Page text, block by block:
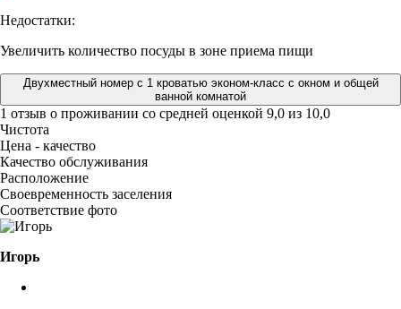
Недостатки:
Увеличить количество посуды в зоне приема пищи
Двухместный номер с 1 кроватью эконом-класс с окном и общей
ванной комнатой
1 отзыв о проживании со средней оценкой 9,0 из 10,0
Чистота
Цена - качество
Качество обслуживания
Расположение
Своевременность заселения
Соответствие фото
Игорь